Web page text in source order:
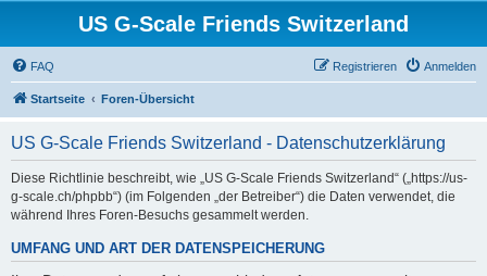
US G-Scale Friends Switzerland
FAQ Anmelden
Registrieren
Startseite Foren-Übersicht
US G-Scale Friends Switzerland - Datenschutzerklärung
Diese Richtlinie beschreibt, wie „US G-Scale Friends Switzerland“ („https://us-
g-scale.ch/phpbb“) (im Folgenden „der Betreiber“) die Daten verwendet, die
während Ihres Foren-Besuchs gesammelt werden.
UMFANG UND ART DER DATENSPEICHERUNG